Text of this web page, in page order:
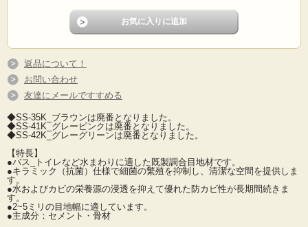
返品について！
お問い合わせ
友達にメールですすめる
◆SS-35K_ブラウンは廃番となりました。
◆SS-41K_グレーピンクは廃番となりました。
◆SS-42K_グレーグリーンは廃番となりました。
【特長】
●バス_トイレなど水まわりに適した既製調合目地材です。
●キラミック（抗菌）仕様で細菌の繁殖を抑制し、清潔な空間を提供しま
す。
●水およびカビの栄養源の浸透を抑えて優れた防カビ性が長期間続きま
す。
●2~5ミリの目地幅に適しています。
●主成分：セメント・骨材